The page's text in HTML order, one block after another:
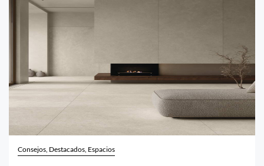
Consejos, Destacados, Espacios